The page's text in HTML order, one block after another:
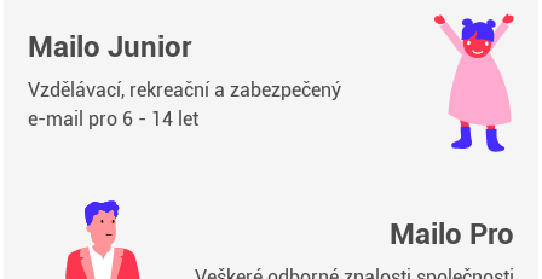
Mailo Junior
Vzdělávací, rekreační a zabezpečený
e-mail pro 6 - 14 let
Mailo Pro